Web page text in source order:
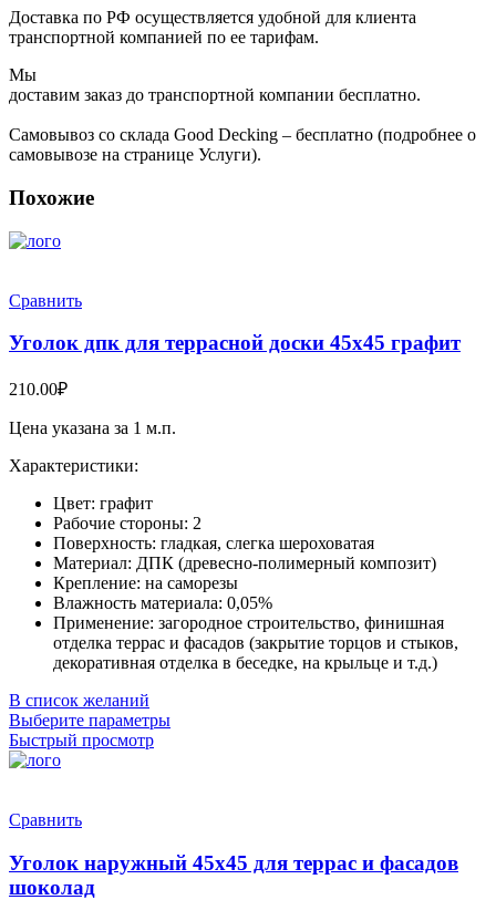
Доставка по РФ осуществляется удобной для клиента
транспортной компанией по ее тарифам.
Мы
доставим заказ до транспортной компании бесплатно.
Самовывоз со склада Good Decking – бесплатно (подробнее о
самовывозе на странице Услуги).
Похожие
Сравнить
Уголок дпк для террасной доски 45х45 графит
210.00₽
Цена указана за 1 м.п.
Характеристики:
Цвет: графит
Рабочие стороны: 2
Поверхность: гладкая, слегка шероховатая
Материал: ДПК (древесно-полимерный композит)
Крепление: на саморезы
Влажность материала: 0,05%
Применение: загородное строительство, финишная
отделка террас и фасадов (закрытие торцов и стыков,
декоративная отделка в беседке, на крыльце и т.д.)
В список желаний
Выберите параметры
Быстрый просмотр
Сравнить
Уголок наружный 45х45 для террас и фасадов
шоколад